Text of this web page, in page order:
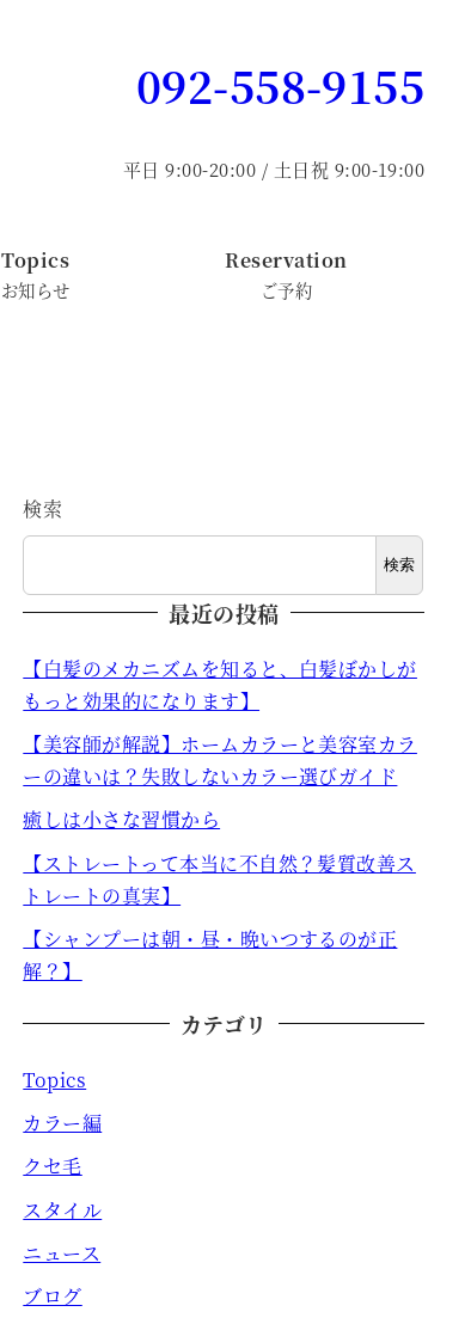
092-558-9155
平日 9:00-20:00 / 土日祝 9:00-19:00
Topics
お知らせ
Reservation
ご予約
検索
検索
最近の投稿
【白髪のメカニズムを知ると、白髪ぼかしが
もっと効果的になります】
【美容師が解説】ホームカラーと美容室カラ
ーの違いは？失敗しないカラー選びガイド
癒しは小さな習慣から
【ストレートって本当に不自然？髪質改善ス
トレートの真実】
【シャンプーは朝・昼・晩いつするのが正
解？】
カテゴリ
Topics
カラー編
クセ毛
スタイル
ニュース
ブログ